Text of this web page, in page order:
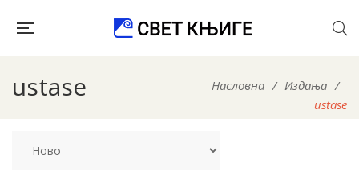
ustase Насловна / Издања /
ustase